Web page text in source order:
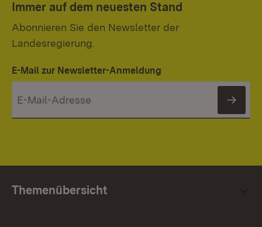
Immer auf dem neuesten Stand
Abonnieren Sie den Newsletter der
Landesregierung.
E-Mail zur Newsletter-Anmeldung
Themenübersicht